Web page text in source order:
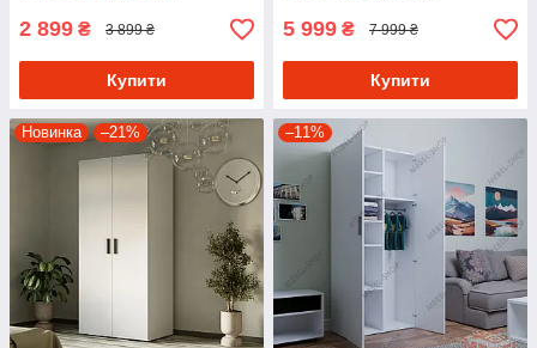
2 899 ₴ 3 899 ₴
Купити
5 999 ₴ 7 999 ₴
Купити
Новинка –21% –11%